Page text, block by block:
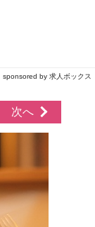
sponsored by 求人ボックス
次へ